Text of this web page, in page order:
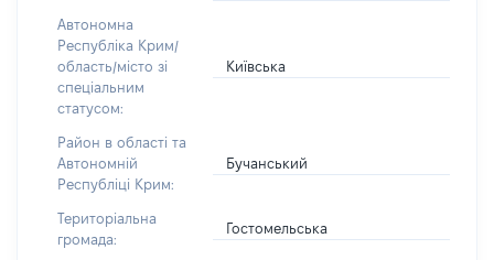
Автономна
Республіка Крим/
область/місто зі
спеціальним
статусом:
Київська
Район в області та
Автономній
Республіці Крим:
Бучанський
Територіальна
громада:
Гостомельська